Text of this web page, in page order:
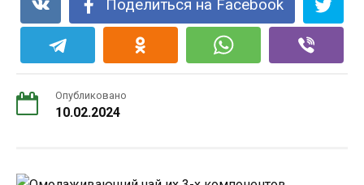
Поделиться на Facebook
Опубликовано
10.02.2024